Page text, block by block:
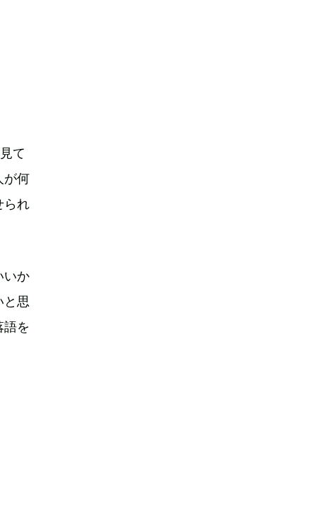
て
が何
られ
いか
と思
語を